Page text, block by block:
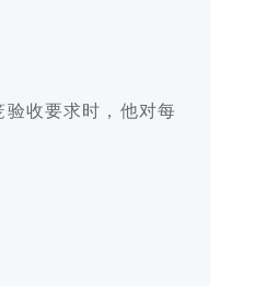
验收要求时，他对每